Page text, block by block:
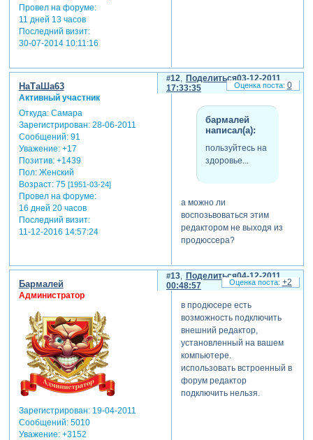
Провел на форуме:
11 дней 13 часов
Последний визит:
30-07-2014 10:11:16
Поделиться
12
03-12-2011
17:33:35
НаТаШа63
Активный участник
Откуда:Самара
Зарегистрирован: 28-06-2011
Сообщений:91
Уважение: +17
Позитив: +1439
Пол:Женский
Возраст:75 [1951-03-24]
Провел на форуме:
16 дней 20 часов
Последний визит:
11-12-2016 14:57:24
бармалей
написал(а):
пользуйтесь на
здоровье...
а можно ли
воспозьвоваться этим
редактором не выходя из
продюссера?
0
Поделиться
13
04-12-2011
00:48:57
Бармалей
Администратор
Зарегистрирован: 19-04-2011
Сообщений:5010
Уважение: +3152
в продюсере есть
возможность подключить
внешний редактор,
установленный на вашем
компьютере.
использовать встроенный в
форум редактор
подключить нельзя.
+2